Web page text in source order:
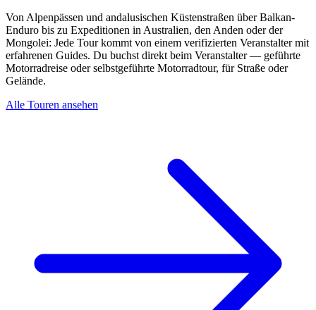
Von Alpenpässen und andalusischen Küstenstraßen über Balkan-
Enduro bis zu Expeditionen in Australien, den Anden oder der
Mongolei: Jede Tour kommt von einem verifizierten Veranstalter mit
erfahrenen Guides. Du buchst direkt beim Veranstalter — geführte
Motorradreise oder selbstgeführte Motorradtour, für Straße oder
Gelände.
Alle Touren ansehen